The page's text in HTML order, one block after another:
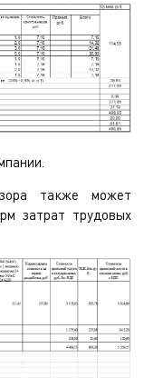
также может
затрат трудовых